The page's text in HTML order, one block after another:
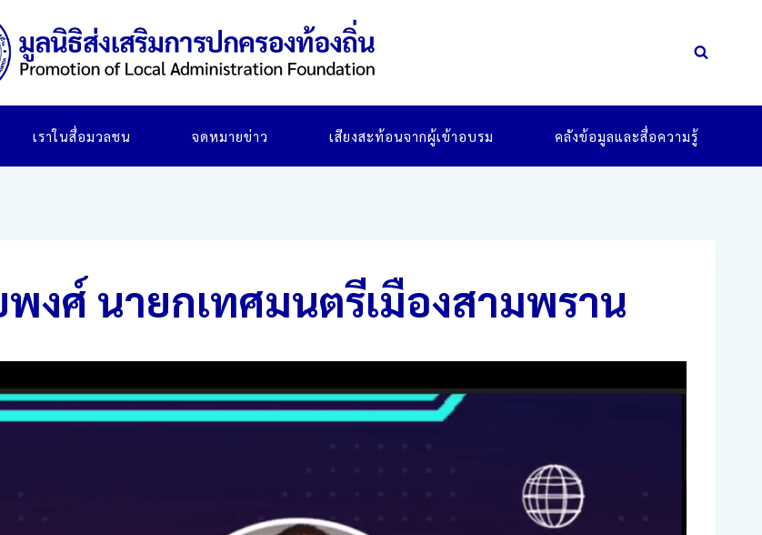
เราในสื่อมวลชน จดหมายข่าว เสียงสะท้อนจากผู้เข้าอบรม คลังข้อมูลและสื่อความรู้
งศ์ นายกเทศมนตรีเมืองสามพราน